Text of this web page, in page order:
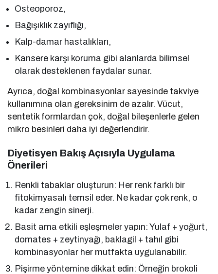
Osteoporoz,
Bağışıklık zayıflığı,
Kalp-damar hastalıkları,
Kansere karşı koruma gibi alanlarda bilimsel
olarak desteklenen faydalar sunar.
Ayrıca, doğal kombinasyonlar sayesinde takviye
kullanımına olan gereksinim de azalır. Vücut,
sentetik formlardan çok, doğal bileşenlerle gelen
mikro besinleri daha iyi değerlendirir.
Diyetisyen Bakış Açısıyla Uygulama
Önerileri
Renkli tabaklar oluşturun: Her renk farklı bir
fitokimyasalı temsil eder. Ne kadar çok renk, o
kadar zengin sinerji.
Basit ama etkili eşleşmeler yapın: Yulaf + yoğurt,
domates + zeytinyağı, baklagil + tahıl gibi
kombinasyonlar her mutfakta uygulanabilir.
Pişirme yöntemine dikkat edin: Örneğin brokoli